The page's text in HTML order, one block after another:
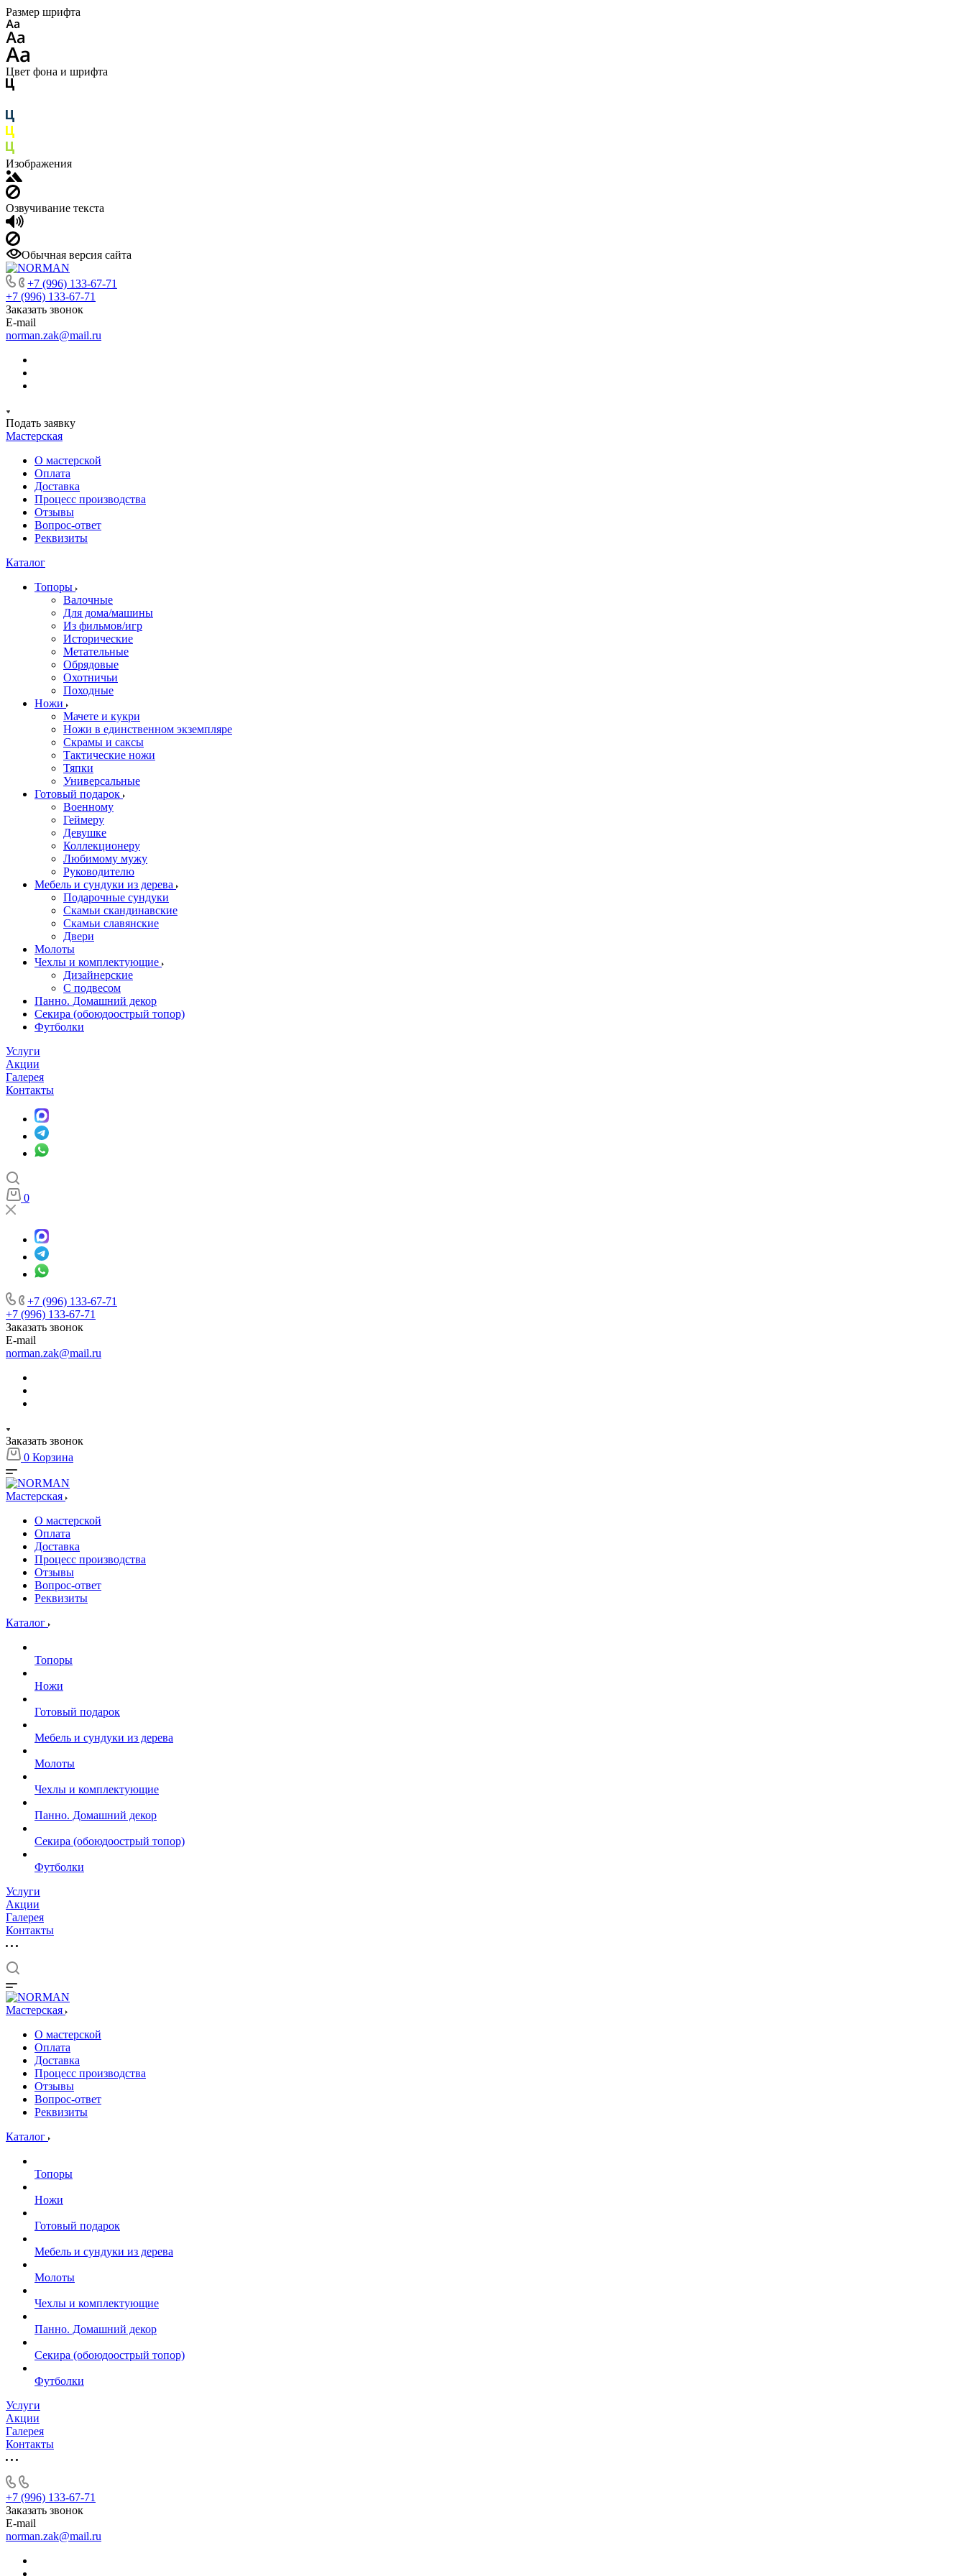
Размер шрифта
Цвет фона и шрифта
Изображения
Озвучивание текста
Обычная версия сайта
+7 (996) 133-67-71
+7 (996) 133-67-71
Заказать звонок
E-mail
norman.zak@mail.ru
Подать заявку
Мастерская
О мастерской
Оплата
Доставка
Процесс производства
Отзывы
Вопрос-ответ
Реквизиты
Каталог
Топоры
Валочные
Для дома/машины
Из фильмов/игр
Исторические
Метательные
Обрядовые
Охотничьи
Походные
Ножи
Мачете и кукри
Ножи в единственном экземпляре
Скрамы и саксы
Тактические ножи
Тяпки
Универсальные
Готовый подарок
Военному
Геймеру
Девушке
Коллекционеру
Любимому мужу
Руководителю
Мебель и сундуки из дерева
Подарочные сундуки
Скамьи скандинавские
Скамьи славянские
Двери
Молоты
Чехлы и комплектующие
Дизайнерские
С подвесом
Панно. Домашний декор
Секира (обоюдоострый топор)
Футболки
Услуги
Акции
Галерея
Контакты
0
+7 (996) 133-67-71
+7 (996) 133-67-71
Заказать звонок
E-mail
norman.zak@mail.ru
Заказать звонок
0 Корзина
Мастерская
О мастерской
Оплата
Доставка
Процесс производства
Отзывы
Вопрос-ответ
Реквизиты
Каталог
Топоры
Ножи
Готовый подарок
Мебель и сундуки из дерева
Молоты
Чехлы и комплектующие
Панно. Домашний декор
Секира (обоюдоострый топор)
Футболки
Услуги
Акции
Галерея
Контакты
Мастерская
О мастерской
Оплата
Доставка
Процесс производства
Отзывы
Вопрос-ответ
Реквизиты
Каталог
Топоры
Ножи
Готовый подарок
Мебель и сундуки из дерева
Молоты
Чехлы и комплектующие
Панно. Домашний декор
Секира (обоюдоострый топор)
Футболки
Услуги
Акции
Галерея
Контакты
+7 (996) 133-67-71
Заказать звонок
E-mail
norman.zak@mail.ru